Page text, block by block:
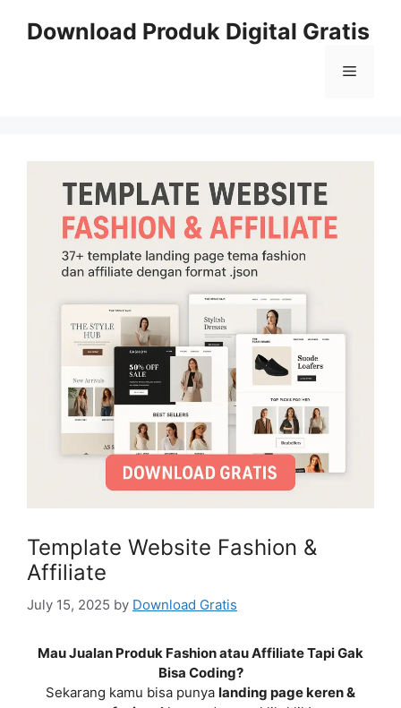
Download Produk Digital Gratis
Menu
Template Website Fashion &
Affiliate
July 15, 2025 by Download Gratis
Mau Jualan Produk Fashion atau Affiliate Tapi Gak
Bisa Coding?
Sekarang kamu bisa punya landing page keren &